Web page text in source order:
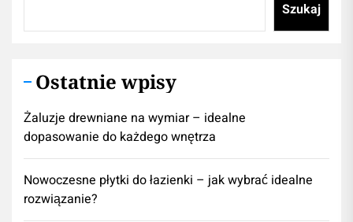
Szukaj
Ostatnie wpisy
Żaluzje drewniane na wymiar – idealne
dopasowanie do każdego wnętrza
Nowoczesne płytki do łazienki – jak wybrać idealne
rozwiązanie?